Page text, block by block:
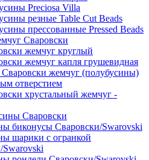
Preciosa Villa
резные Table Cut Beads
прессованные Pressed Beads
Сваровски
жемчуг круглый
жемчуг капля грушевидная
Сваровски жемчуг (полубусины)
отверстием
хрустальный жемчуг -
Сваровски
биконусы Сваровски/Swarovski
шарики с огранкой
Swarovski